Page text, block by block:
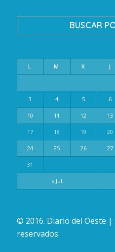
BUSCAR
L M X J
« Jul
3 4 5 6
10 11 12 13
17 18 19 20
24 25 26 27
31
© 2016. Diario del Oeste |
reservados